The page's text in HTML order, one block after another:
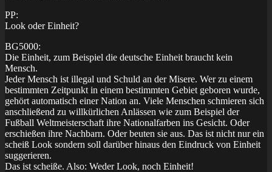
PP:
Look oder Einheit?
BG5000:
Die Einheit, zum Beispiel die deutsche Einheit braucht kein
Mensch.
Jeder Mensch ist illegal und Schuld an der Misere. Wer zu einem
bestimmten Zeitpunkt in einem bestimmten Gebiet geboren wurde,
gehört automatisch einer Nation an. Viele Menschen schmieren sich
anschließend zu willkürlichen Anlässen wie zum Beispiel der
Fußball Weltmeisterschaft ihre Nationalfarben ins Gesicht. Oder
erschießen ihre Nachbarn. Oder beuten sie aus. Das ist nicht nur ein
scheiß Look sondern soll darüber hinaus den Eindruck von Einheit
suggerieren.
Das ist scheiße. Also: Weder Look, noch Einheit!